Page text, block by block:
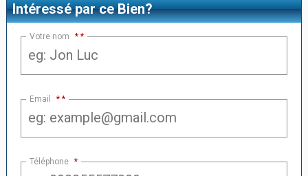
Intéressé par ce Bien?
Votre nom *
Email *
Téléphone *